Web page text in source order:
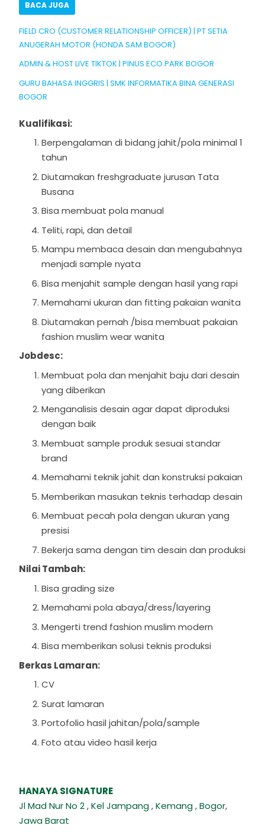
BACA JUGA
FIELD CRO (CUSTOMER RELATIONSHIP OFFICER) | PT SETIA
ANUGERAH MOTOR (HONDA SAM BOGOR)
ADMIN & HOST LIVE TIKTOK | PINUS ECO PARK BOGOR
GURU BAHASA INGGRIS | SMK INFORMATIKA BINA GENERASI
BOGOR
Kualifikasi:
Berpengalaman di bidang jahit/pola minimal 1
tahun
Diutamakan freshgraduate jurusan Tata
Busana
Bisa membuat pola manual
Teliti, rapi, dan detail
Mampu membaca desain dan mengubahnya
menjadi sample nyata
Bisa menjahit sample dengan hasil yang rapi
Memahami ukuran dan fitting pakaian wanita
Diutamakan pernah /bisa membuat pakaian
fashion muslim wear wanita
Jobdesc:
Membuat pola dan menjahit baju dari desain
yang diberikan
Menganalisis desain agar dapat diproduksi
dengan baik
Membuat sample produk sesuai standar
brand
Memahami teknik jahit dan konstruksi pakaian
Memberikan masukan teknis terhadap desain
Membuat pecah pola dengan ukuran yang
presisi
Bekerja sama dengan tim desain dan produksi
Nilai Tambah:
Bisa grading size
Memahami pola abaya/dress/layering
Mengerti trend fashion muslim modern
Bisa memberikan solusi teknis produksi
Berkas Lamaran:
CV
Surat lamaran
Portofolio hasil jahitan/pola/sample
Foto atau video hasil kerja
HANAYA SIGNATURE
Jl Mad Nur No 2,Kel Jampang,Kemang,Bogor,
Jawa Barat